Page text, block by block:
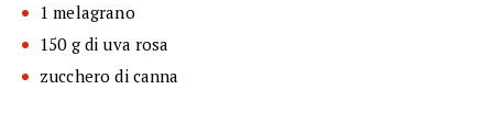
1 melagrano
150 g di uva rosa
zucchero di canna